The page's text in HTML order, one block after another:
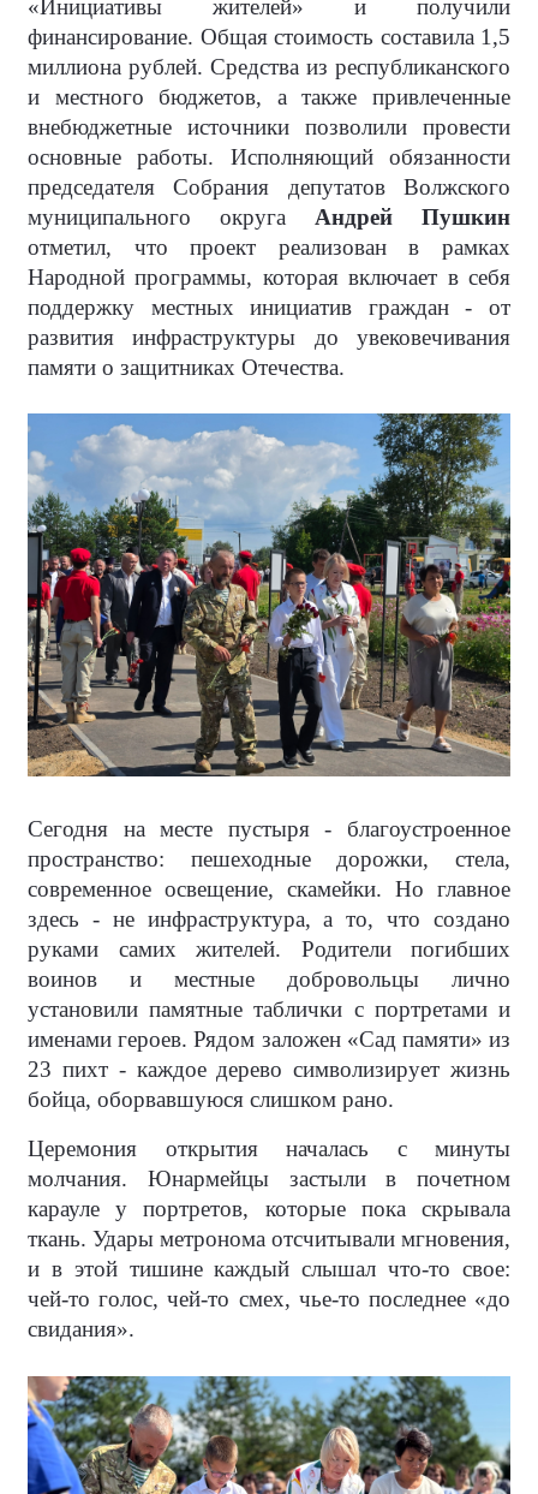
«Инициативы жителей» и получили
финансирование. Общая стоимость составила 1,5
миллиона рублей. Средства из республиканского
и местного бюджетов, а также привлеченные
внебюджетные источники позволили провести
основные работы. Исполняющий обязанности
председателя Собрания депутатов Волжского
муниципального округа Андрей Пушкин
отметил, что проект реализован в рамках
Народной программы, которая включает в себя
поддержку местных инициатив граждан - от
развития инфраструктуры до увековечивания
памяти о защитниках Отечества.
Сегодня на месте пустыря - благоустроенное
пространство: пешеходные дорожки, стела,
современное освещение, скамейки. Но главное
здесь - не инфраструктура, а то, что создано
руками самих жителей. Родители погибших
воинов и местные добровольцы лично
установили памятные таблички с портретами и
именами героев. Рядом заложен «Сад памяти» из
23 пихт - каждое дерево символизирует жизнь
бойца, оборвавшуюся слишком рано.
Церемония открытия началась с минуты
молчания. Юнармейцы застыли в почетном
карауле у портретов, которые пока скрывала
ткань. Удары метронома отсчитывали мгновения,
и в этой тишине каждый слышал что-то свое:
чей-то голос, чей-то смех, чье-то последнее «до
свидания».